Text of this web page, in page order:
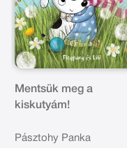
Mentsük meg a
kiskutyám!
Pásztohy Panka